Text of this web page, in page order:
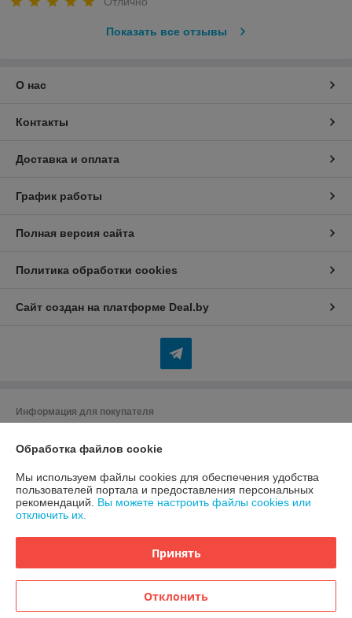
Показать все отзывы
О нас
Контакты
Доставка и оплата
График работы
Полная версия сайта
Политика обработки cookies
Сайт создан на платформе Deal.by
Информация для покупателя
предприниматель Бердников Юрий Сергеевич
225416, г.Барановичи, ул. Жукова, д 16/4 кв 103
Регистрационный номер ЕГР: 290355144
УНП: 290355144
Дата регистрации компании: 27.01.2020
Ссылка на свидетельство/лицензию
Ссылка на свидетельство/лицензию
Обработка файлов cookie
Мы используем файлы cookies для обеспечения удобства
пользователей портала и предоставления персональных
рекомендаций. Вы можете настроить файлы cookies или
отключить их.
Принять
Отклонить